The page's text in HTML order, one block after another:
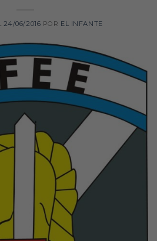
24/06/2016 POR EL INFANTE